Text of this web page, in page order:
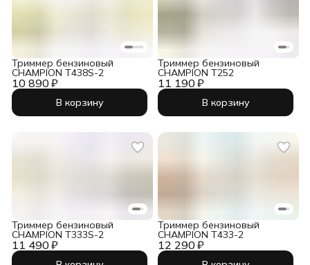
10 890 ₽
Триммер бензиновый
CHAMPION Т438S-2
В корзину
11 190 ₽
Триммер бензиновый
CHAMPION Т252
В корзину
11 490 ₽
Триммер бензиновый
CHAMPION Т333S-2
12 290 ₽
Триммер бензиновый
CHAMPION Т433-2